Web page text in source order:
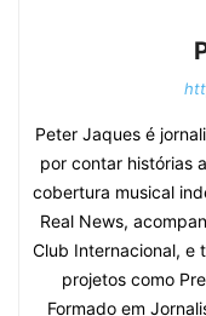
Peter Jaques é
por contar histórias
cobertura musical
Real News,
Club Internacional, e
projetos como
Formado em